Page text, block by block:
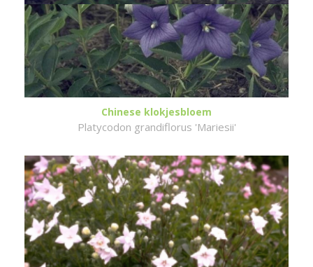
Chinese klokjesbloem
Platycodon grandiflorus 'Mariesii'